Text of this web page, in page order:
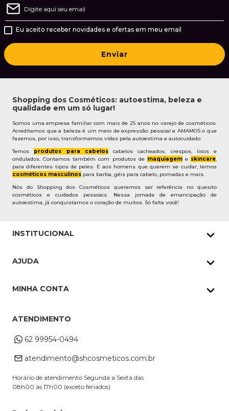
Eu aceito receber novidades e ofertas em meu email
Enviar
Shopping dos Cosméticos: autoestima, beleza e
qualidade em um só lugar!
Somos uma empresa familiar com mais de 25 anos no varejo de cosméticos.
Acreditamos que a beleza é um meio de expressão pessoal e AMAMOS o que
fazemos, por isso, transformamos vidas pela autoestima e autocuidado.
Temos produtos para cabeloscabelos cacheados, crespos, lisos e
ondulados. Contamos também com produtos de maquiageme skincare,
para diferentes tipos de peles. E aos homens que querem se cuidar, temos
cosméticos masculinos para barba, géis para cabelo, pomadas e mais.
Nós do Shopping dos Cosméticos queremos ser referência no quesito
cosméticos e cuidados pessoais. Nessa jornada de emancipação de
autoestima, já conquistamos o coração de muitos. Só falta você!
INSTITUCIONAL
Pedidos Whatsapp
Cupons
AJUDA
Troca e Devoluções
Dúvidas Frequentes
MINHA CONTA
Alterar Cadastro
ATENDIMENTO
62 99954-0494
atendimento@shcosmeticos.com.br
Horário de atendimento Segunda a Sexta das
08h00 às 17h00 (exceto feriados)